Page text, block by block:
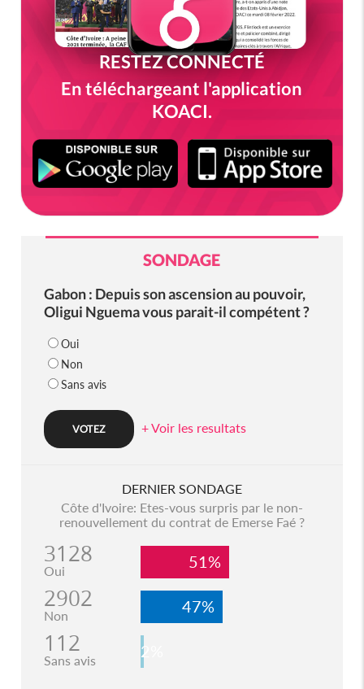
RESTEZ CONNECTÉ
En téléchargeant l'application
KOACI.
SONDAGE
Gabon : Depuis son ascension au pouvoir,
Oligui Nguema vous parait-il compétent ?
Oui
Non
Sans avis
+ Voir les resultats
DERNIER SONDAGE
Côte d'Ivoire: Etes-vous surpris par le non-
renouvellement du contrat de Emerse Faé ?
3128
Oui 51%
2902
Non 47%
112
Sans avis 2%